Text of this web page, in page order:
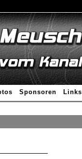
Sponsoren Links